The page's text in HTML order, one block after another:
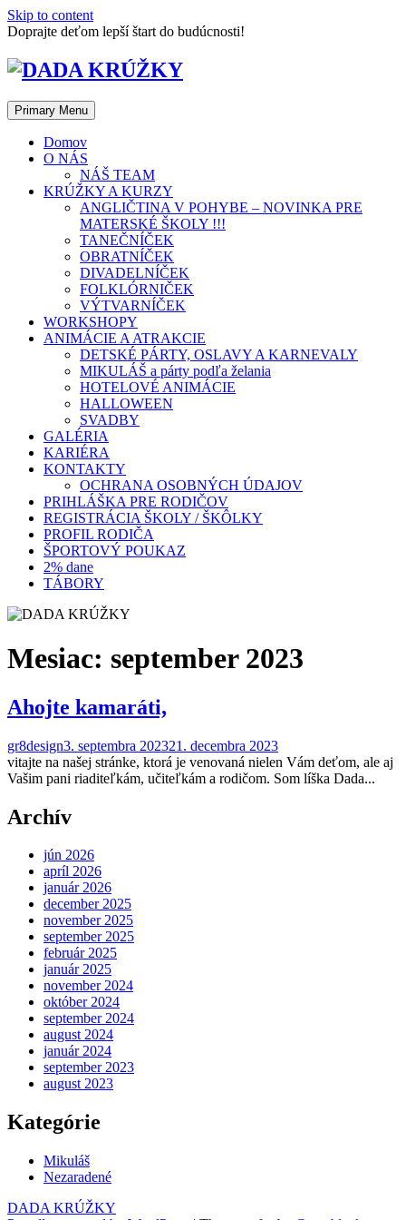
Skip to content
Doprajte deťom lepší štart do budúcnosti!
Primary Menu
Domov
O NÁS
NÁŠ TEAM
KRÚŽKY A KURZY
ANGLIČTINA V POHYBE – NOVINKA PRE
MATERSKÉ ŠKOLY !!!
TANEČNÍČEK
OBRATNÍČEK
DIVADELNÍČEK
FOLKLÓRNIČEK
VÝTVARNÍČEK
WORKSHOPY
ANIMÁCIE A ATRAKCIE
DETSKÉ PÁRTY, OSLAVY A KARNEVALY
MIKULÁŠ a párty podľa želania
HOTELOVÉ ANIMÁCIE
HALLOWEEN
SVADBY
GALÉRIA
KARIÉRA
KONTAKTY
OCHRANA OSOBNÝCH ÚDAJOV
PRIHLÁŠKA PRE RODIČOV
REGISTRÁCIA ŠKOLY / ŠKÔLKY
PROFIL RODIČA
ŠPORTOVÝ POUKAZ
2% dane
TÁBORY
Mesiac: september 2023
Ahojte kamaráti,
gr8design3. septembra 202321. decembra 2023
vitajte na našej stránke, ktorá je venovaná nielen Vám deťom, ale aj
Vašim pani riaditeľkám, učiteľkám a rodičom. Som líška Dada...
Archív
jún 2026
apríl 2026
január 2026
december 2025
november 2025
september 2025
február 2025
január 2025
november 2024
október 2024
september 2024
august 2024
január 2024
september 2023
august 2023
Kategórie
Mikuláš
Nezaradené
DADA KRÚŽKY